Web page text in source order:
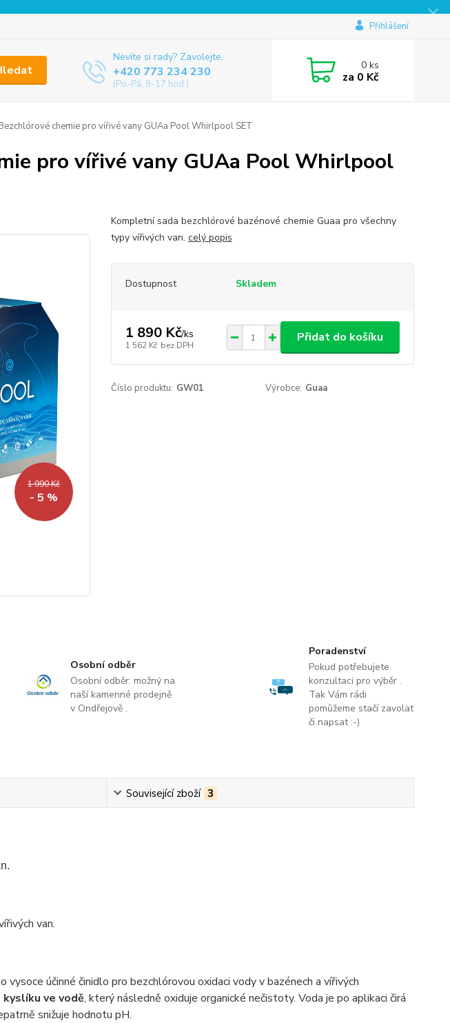
Přihlášení
Nevíte si rady? Zavolejte.
+420 773 234 230
(Po-Pá, 9-17 hod.)
0ks
za 0 Kč
chemie pro vířivé vany GUAa Pool Whirlpool SET
pro vířivé vany GUAa Pool Whirlpool
1 990 Kč
- 5 %
Kompletní sada bezchlórové bazénové chemie Guaa pro všechny
typy vířivých van. celý popis
Dostupnost Skladem
1 890 Kč/ks
1 562 Kč bez DPH
Přidat do košíku
Číslo produktu: GW01 Výrobce: Guaa
Osobní odběr
Osobní odběr: možný na
naší kamenné prodejně
v Ondřejově .
Poradenství
Pokud potřebujete
konzultaci pro výběr .
Tak Vám rádi
pomůžeme stačí zavolat
či napsat :-)
Související zboží 3
van.
vysoce účinné činidlo pro bezchlórovou oxidaci vody v bazénech a vířivých
ve vodě, který následně oxiduje organické nečistoty. Voda je po aplikaci čirá
snižuje hodnotu pH.